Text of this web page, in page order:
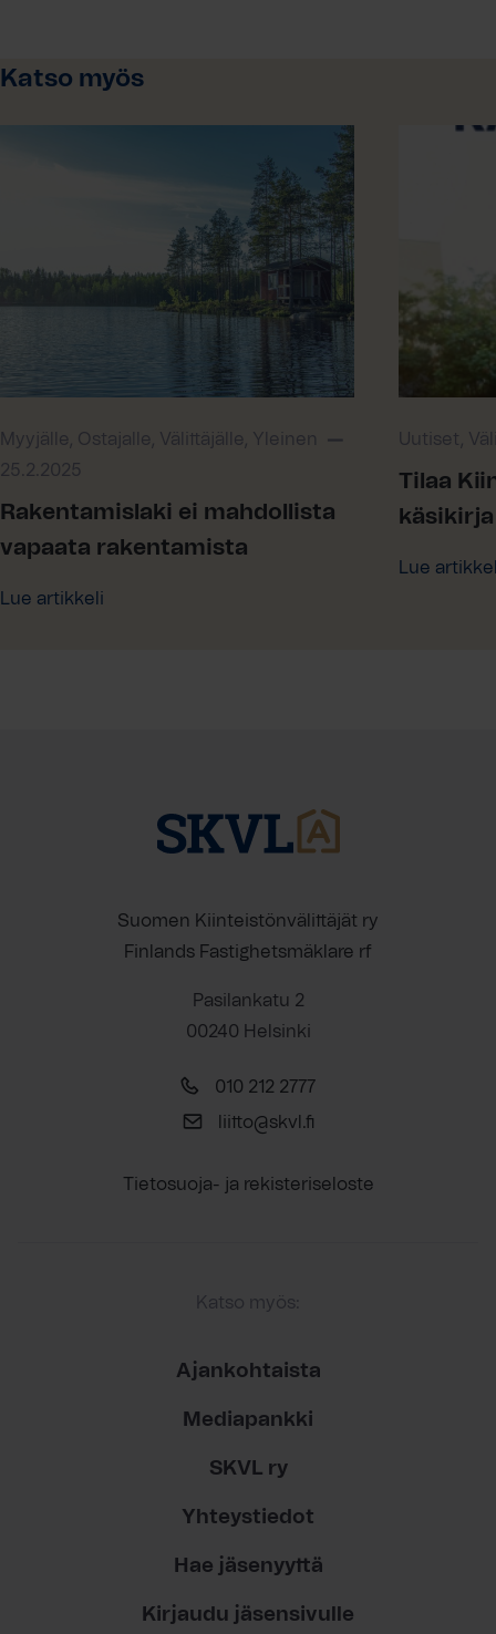
Katso myös
Myyjälle, Ostajalle, Välittäjälle, Yleinen
25.2.2025
Rakentamislaki ei mahdollista
vapaata rakentamista
Lue artikkeli
Uutiset,
Tilaa
Lue
Suomen Kiinteistönvälittäjät ry
Finlands Fastighetsmäklare rf
Pasilankatu 2
00240 Helsinki
010 212 2777
liitto@skvl.fi
Tietosuoja- ja rekisteriseloste
Katso myös:
Ajankohtaista
Mediapankki
SKVL ry
Yhteystiedot
Hae jäsenyyttä
Kirjaudu jäsensivulle